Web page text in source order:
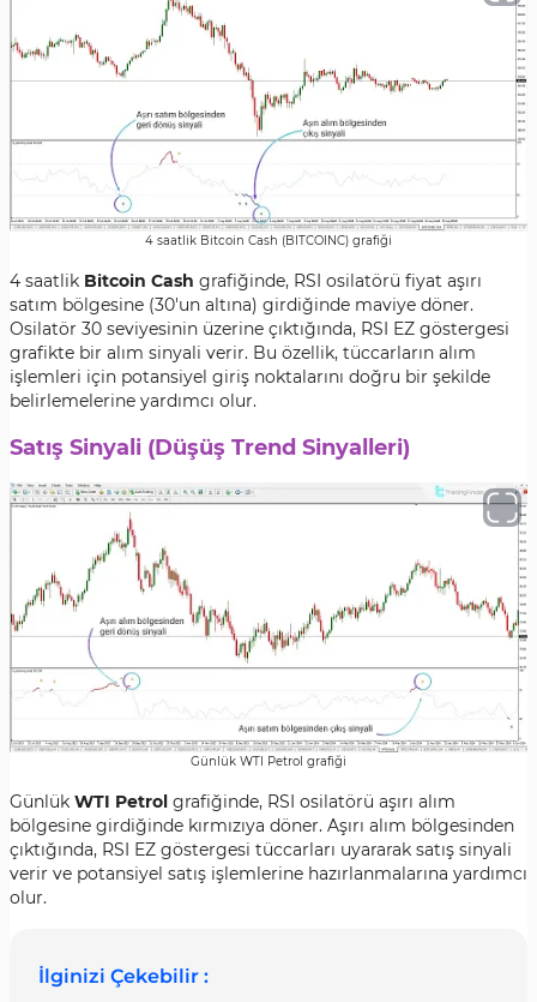
4 saatlik Bitcoin Cash (BITCOINC) grafiği
4 saatlik Bitcoin Cash grafiğinde, RSI osilatörü fiyat aşırı
satım bölgesine (30'un altına) girdiğinde maviye döner.
Osilatör 30 seviyesinin üzerine çıktığında, RSI EZ göstergesi
grafikte bir alım sinyali verir. Bu özellik, tüccarların alım
işlemleri için potansiyel giriş noktalarını doğru bir şekilde
belirlemelerine yardımcı olur.
Satış Sinyali (Düşüş Trend Sinyalleri)
Günlük WTI Petrol grafiği
Günlük WTI Petrol grafiğinde, RSI osilatörü aşırı alım
bölgesine girdiğinde kırmızıya döner. Aşırı alım bölgesinden
çıktığında, RSI EZ göstergesi tüccarları uyararak satış sinyali
verir ve potansiyel satış işlemlerine hazırlanmalarına yardımcı
olur.
İlginizi Çekebilir :